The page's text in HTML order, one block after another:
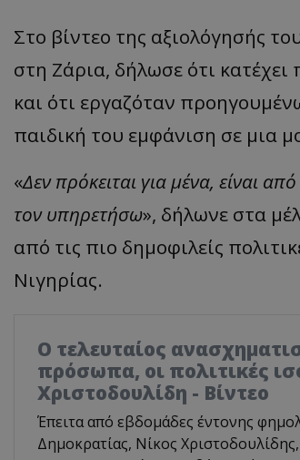
Στο βίντεο της αξιολόγησής
στη Ζάρια, δήλωσε ότι
και ότι εργαζόταν
παιδική του εμφάνιση σε μια
«Δεν πρόκειται για μένα, είναι
τον υπηρετήσω», δήλωνε στα
από τις πιο δημοφιλείς
Νιγηρίας.
Ο τελευταίος
πρόσωπα, οι πολιτικές
Χριστοδουλίδη - Βίντεο
Έπειτα από εβδομάδες έντονης
Δημοκρατίας, Νίκος